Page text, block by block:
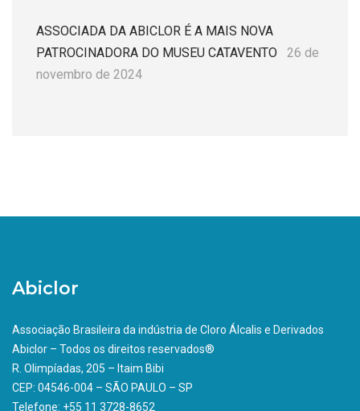
ASSOCIADA DA ABICLOR É A MAIS NOVA
PATROCINADORA DO MUSEU CATAVENTO
26 de
novembro de 2024
Abiclor
Associação Brasileira da indústria de Cloro Álcalis e Derivados
Abiclor – Todos os direitos reservados®
R. Olimpíadas, 205 – Itaim Bibi
CEP: 04546-004 – SÃO PAULO – SP
Telefone: +55 11 3728-8652